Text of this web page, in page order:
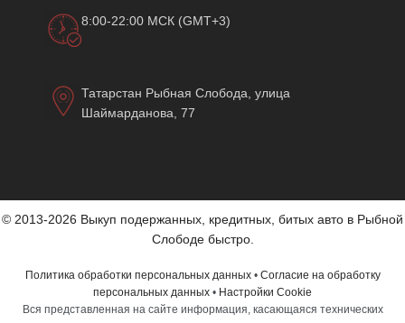
8:00-22:00 МСК (GMT+3)
Татарстан Рыбная Слобода, улица
Шаймарданова, 77
© 2013-2026 Выкуп подержанных, кредитных, битых авто в Рыбной
Слободе быстро.
Политика обработки персональных данных• Согласие на обработку
персональных данных • Настройки Cookie
Вся представленная на сайте информация, касающаяся технических